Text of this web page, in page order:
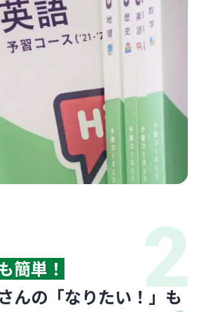
簡単！
んの「なりたい！」も